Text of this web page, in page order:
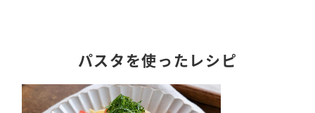
パスタを使ったレシピ